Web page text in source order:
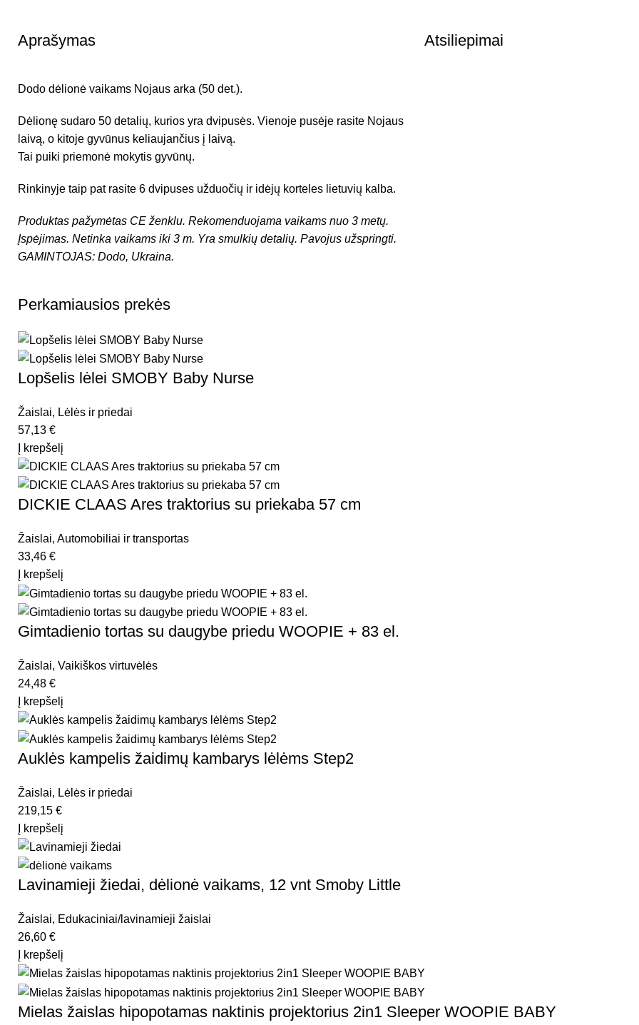
Aprašymas
Dodo dėlionė vaikams Nojaus arka (50 det.).
Dėlionę sudaro 50 detalių, kurios yra dvipusės. Vienoje pusėje rasite Nojaus
laivą, o kitoje gyvūnus keliaujančius į laivą.
Tai puiki priemonė mokytis gyvūnų.
Rinkinyje taip pat rasite 6 dvipuses užduočių ir idėjų korteles lietuvių kalba.
Produktas pažymėtas CE ženklu. Rekomenduojama vaikams nuo 3 metų.
Įspėjimas. Netinka vaikams iki 3 m. Yra smulkių detalių. Pavojus užspringti.
GAMINTOJAS: Dodo, Ukraina.
Atsiliepimai
Perkamiausios prekės
Lopšelis lėlei SMOBY Baby Nurse
Žaislai, Lėlės ir priedai
57,13 €
Į krepšelį
DICKIE CLAAS Ares traktorius su priekaba 57 cm
Žaislai, Automobiliai ir transportas
33,46 €
Į krepšelį
Gimtadienio tortas su daugybe priedu WOOPIE + 83 el.
Žaislai, Vaikiškos virtuvėlės
24,48 €
Į krepšelį
Auklės kampelis žaidimų kambarys lėlėms Step2
Žaislai, Lėlės ir priedai
219,15 €
Į krepšelį
Lavinamieji žiedai, dėlionė vaikams, 12 vnt Smoby Little
Žaislai, Edukaciniai/lavinamieji žaislai
26,60 €
Į krepšelį
Mielas žaislas hipopotamas naktinis projektorius 2in1 Sleeper WOOPIE BABY